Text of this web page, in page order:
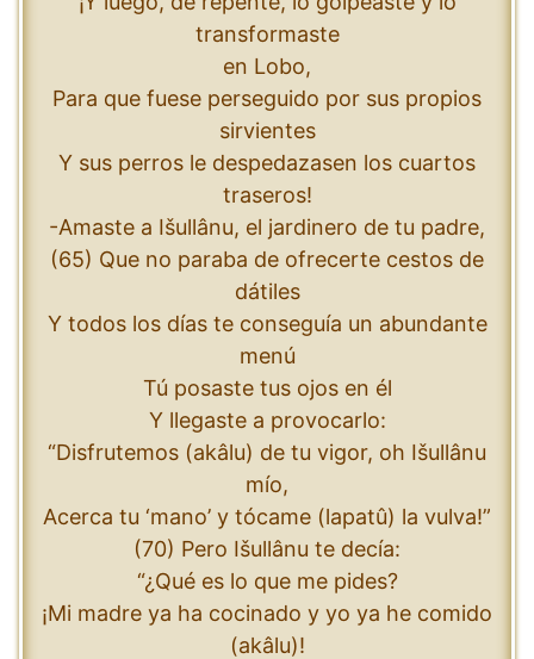
transformaste
en Lobo,
Para que fuese perseguido por sus propios
sirvientes
Y sus perros le despedazasen los cuartos
traseros!
-Amaste a Išullânu, el jardinero de tu padre,
(65) Que no paraba de ofrecerte cestos de
dátiles
Y todos los días te conseguía un abundante
menú
Tú posaste tus ojos en él
Y llegaste a provocarlo:
“Disfrutemos (akâlu) de tu vigor, oh Išullânu
mío,
Acerca tu ‘mano’ y tócame (lapatû) la vulva!”
(70) Pero Išullânu te decía:
“¿Qué es lo que me pides?
¡Mi madre ya ha cocinado y yo ya he comido
(akâlu)!